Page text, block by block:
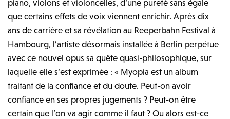
piano, violons et violoncelles, d’une pureté sans égale
que certains effets de voix viennent enrichir. Après dix
ans de carrière et sa révélation au Reeperbahn Festival à
Hambourg, l’artiste désormais installée à Berlin perpétue
avec ce nouvel opus sa quête quasi-philosophique, sur
laquelle elle s’est exprimée : « Myopia est un album
traitant de la confiance et du doute. Peut-on avoir
confiance en ses propres jugements ? Peut-on être
certain que l’on va agir comme il faut ? Ou alors est-ce